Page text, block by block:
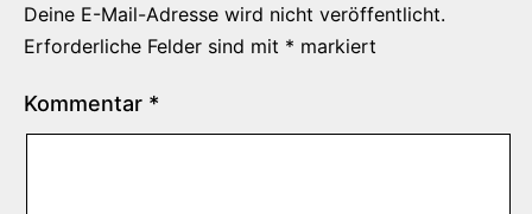
Deine E-Mail-Adresse wird nicht veröffentlicht.
Erforderliche Felder sind mit * markiert
Kommentar *